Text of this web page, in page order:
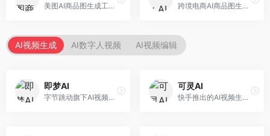
美图AI商品图生成工具，整合美图生态。面向电商卖家，提供商品图美化、模特替换、场景生成等服务，移动端操作便捷。 跨境电商AI商品图生成工具。面向跨境电商卖家，支持多语言商品图生成、模特替换、场景优化等服务，适配海外电商平台需求。
AI视频生成 AI数字人视频 AI视频编辑
即梦AI
字节跳动旗下AI视频创作平台，支持多模态内容生成。面向内容创作者和营销人员，提供文生视频、图生视频、智能剪辑等功能，中文理解能力强，创作效率高。
可灵AI
快手推出的AI视频生成平台，支持文生视频和图生视频，可生成长达2分钟的高质量视频内容。面向短视频创作者和营销人员，操作简便，生成效果逼真，适合商业推广和创意表达。